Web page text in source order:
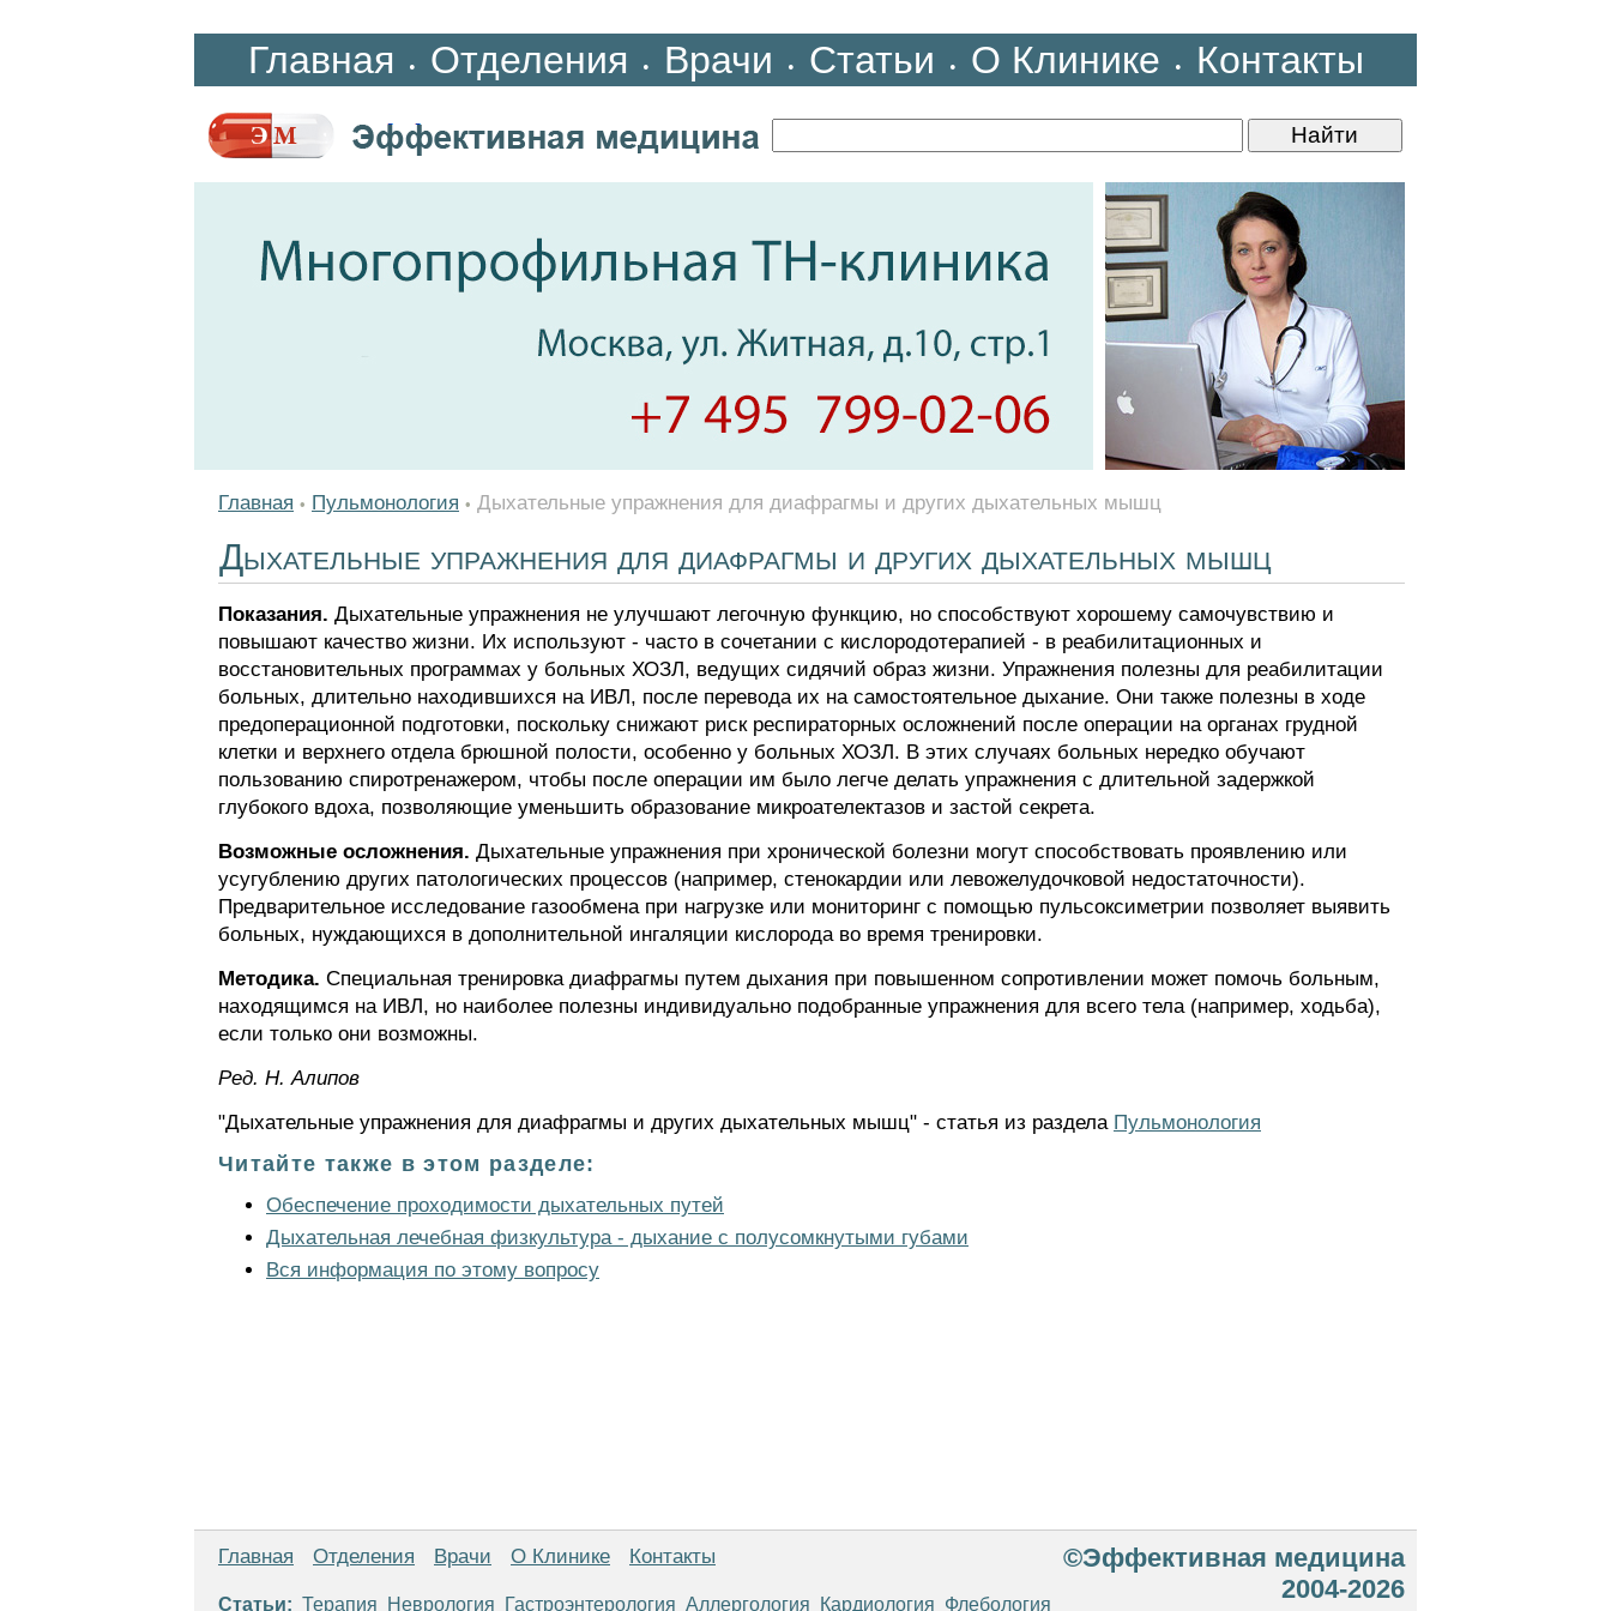
Главная • Отделения • Врачи • Статьи • О Клинике • Контакты
Главная • Пульмонология • Дыхательные упражнения для диафрагмы и других дыхательных мышц
Дыхательные упражнения для диафрагмы и других дыхательных мышц
Показания. Дыхательные упражнения не улучшают легочную функцию, но способствуют хорошему самочувствию и
повышают качество жизни. Их используют - часто в сочетании с кислородотерапией - в реабилитационных и
восстановительных программах у больных ХОЗЛ, ведущих сидячий образ жизни. Упражнения полезны для реабилитации
больных, длительно находившихся на ИВЛ, после перевода их на самостоятельное дыхание. Они также полезны в ходе
предоперационной подготовки, поскольку снижают риск респираторных осложнений после операции на органах грудной
клетки и верхнего отдела брюшной полости, особенно у больных ХОЗЛ. В этих случаях больных нередко обучают
пользованию спиротренажером, чтобы после операции им было легче делать упражнения с длительной задержкой
глубокого вдоха, позволяющие уменьшить образование микроателектазов и застой секрета.
Возможные осложнения. Дыхательные упражнения при хронической болезни могут способствовать проявлению или
усугублению других патологических процессов (например, стенокардии или левожелудочковой недостаточности).
Предварительное исследование газообмена при нагрузке или мониторинг с помощью пульсоксиметрии позволяет выявить
больных, нуждающихся в дополнительной ингаляции кислорода во время тренировки.
Методика. Специальная тренировка диафрагмы путем дыхания при повышенном сопротивлении может помочь больным,
находящимся на ИВЛ, но наиболее полезны индивидуально подобранные упражнения для всего тела (например, ходьба),
если только они возможны.
Ред. Н. Алипов
"Дыхательные упражнения для диафрагмы и других дыхательных мышц" - статья из раздела Пульмонология
Читайте также в этом разделе:
Обеспечение проходимости дыхательных путей
Дыхательная лечебная физкультура - дыхание с полусомкнутыми губами
Вся информация по этому вопросу
Главная Отделения Врачи О Клинике Контакты
Статьи: Терапия Неврология Гастроэнтерология Аллергология Кардиология Флебология
©Эффективная медицина
2004-2026